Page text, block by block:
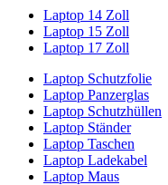
Laptop 14 Zoll
Laptop 15 Zoll
Laptop 17 Zoll
Laptop Schutzfolie
Laptop Panzerglas
Laptop Schutzhüllen
Laptop Ständer
Laptop Taschen
Laptop Ladekabel
Laptop Maus